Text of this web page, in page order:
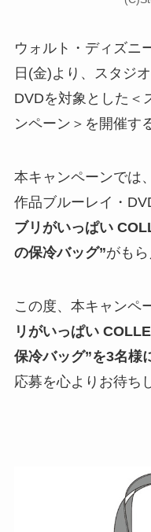
ウォルト・ディズニ
日(金)より、スタジ
DVDを対象とした＜
ンペーン＞を開催す
本キャンペーンでは
作品ブルーレイ・
ブリがいっぱい
の保冷バッグ”がもら
この度、本キャンペ
リがいっぱい
保冷バッグ”を3名様
応募を心よりお待ち